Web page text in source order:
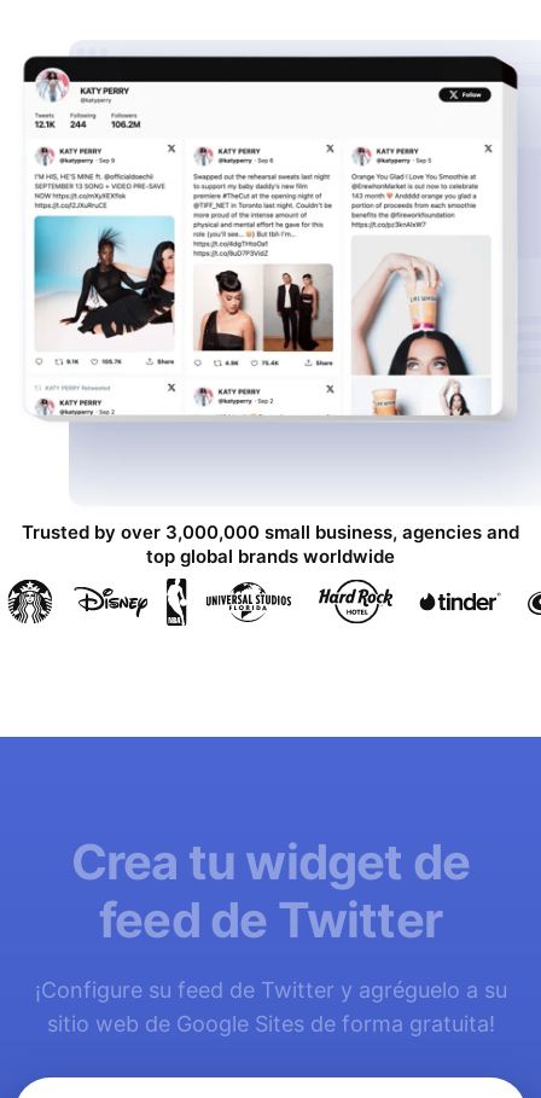
Trusted by over 3,000,000 small business, agencies and
top global brands worldwide
Crea tu widget de
feed de Twitter
¡Configure su feed de Twitter y agréguelo a su
sitio web de Google Sites de forma gratuita!